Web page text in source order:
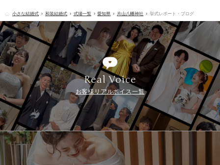
小さな結婚式 和装結婚式 式場一覧 愛知県 片山八幡神社 挙式レポート・ブログ
Real Voice
お客様リアルボイス一覧